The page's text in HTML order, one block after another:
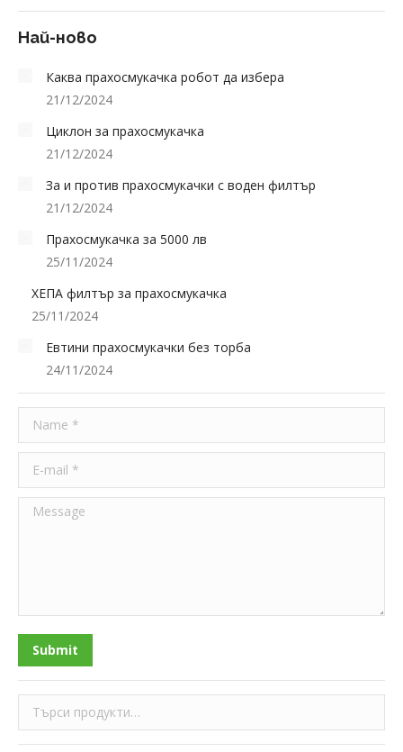
Най-ново
Каква прахосмукачка робот да избера
21/12/2024
Циклон за прахосмукачка
21/12/2024
За и против прахосмукачки с воден филтър
21/12/2024
Прахосмукачка за 5000 лв
25/11/2024
ХЕПА филтър за прахосмукачка
25/11/2024
Евтини прахосмукачки без торба
24/11/2024
Message
Submit